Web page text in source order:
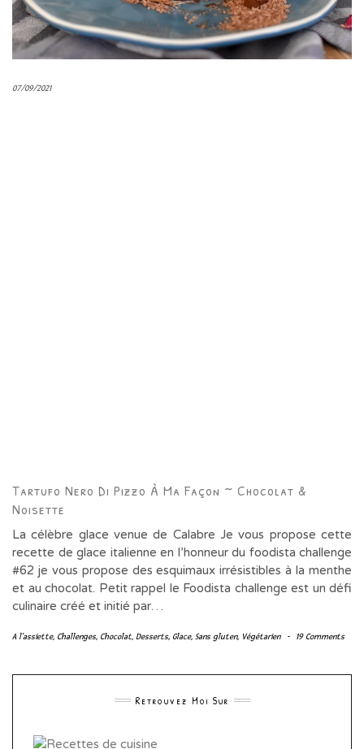
07/09/2021
Tartufo Nero Di Pizzo À Ma Façon ~ Chocolat &
Noisette
La célèbre glace venue de Calabre Je vous propose cette
recette de glace italienne en l’honneur du foodista challenge
#62 je vous propose des esquimaux irrésistibles à la menthe
et au chocolat. Petit rappel le Foodista challenge est un défi
culinaire créé et initié par…
A l'assiette, Challenges, Chocolat, Desserts, Glace, Sans gluten, Végétarien - 19 Comments
Retrouvez Moi Sur